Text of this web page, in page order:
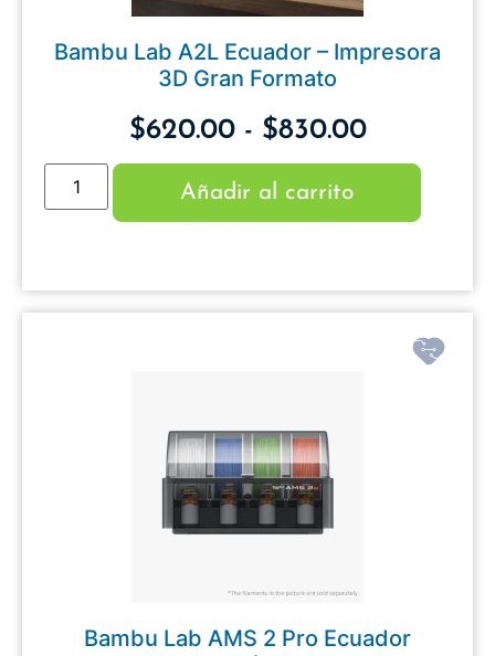
Bambu Lab A2L Ecuador – Impresora
3D Gran Formato
$620.00 - $830.00
Añadir al carrito
Bambu Lab AMS 2 Pro Ecuador